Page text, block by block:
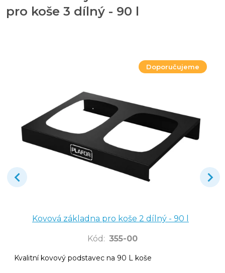
pro koše 3 dílný - 90 l
Doporučujeme
Kovová základna pro koše 2 dílný - 90 l
Kód : 355-00
Kvalitní kovový podstavec na 90 L koše